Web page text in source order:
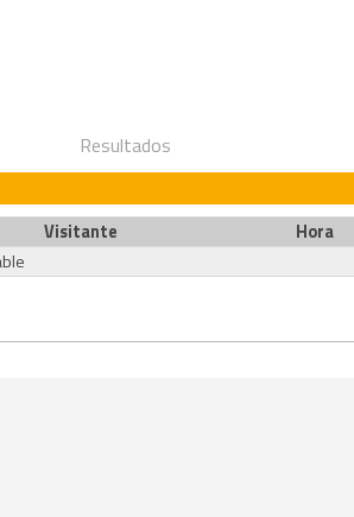
Resultados
Visitante
Hora